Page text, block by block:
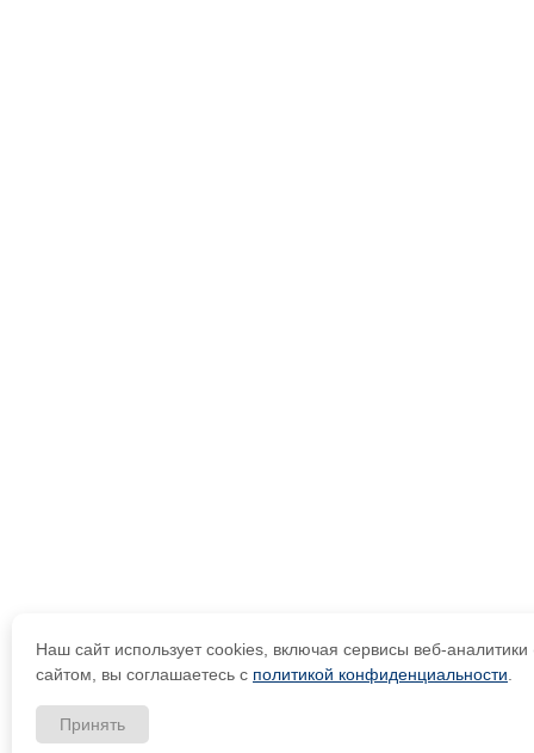
Наш сайт использует cookies, включая сервисы веб-
сайтом, вы соглашаетесь с политикой конфиденциальности
Принять